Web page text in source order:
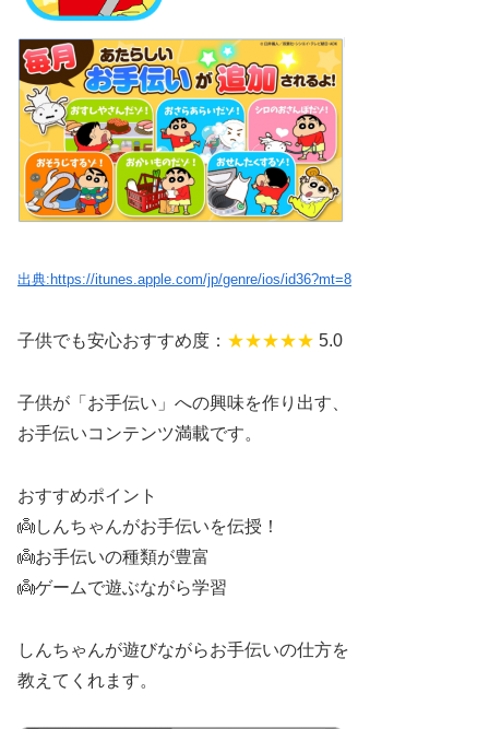
出典:https://itunes.apple.com/jp/genre/ios/id36?mt=8
子供でも安心おすすめ度： ★★★★★ 5.0
子供が「お手伝い」への興味を作り出す、
お手伝いコンテンツ満載です。
おすすめポイント
👼しんちゃんがお手伝いを伝授！
👼お手伝いの種類が豊富
👼ゲームで遊ぶながら学習
しんちゃんが遊びながらお手伝いの仕方を
教えてくれます。